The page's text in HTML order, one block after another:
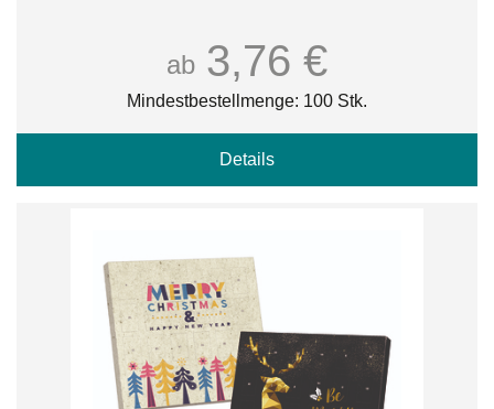
ab 3,76 €
Mindestbestellmenge: 100 Stk.
Details